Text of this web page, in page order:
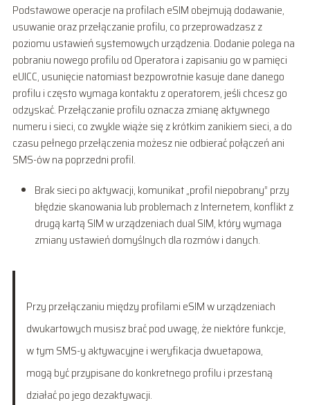
Podstawowe operacje na profilach eSIM obejmują dodawanie,
usuwanie oraz przełączanie profilu, co przeprowadzasz z
poziomu ustawień systemowych urządzenia. Dodanie polega na
pobraniu nowego profilu od Operatora i zapisaniu go w pamięci
eUICC, usunięcie natomiast bezpowrotnie kasuje dane danego
profilu i często wymaga kontaktu z operatorem, jeśli chcesz go
odzyskać. Przełączanie profilu oznacza zmianę aktywnego
numeru i sieci, co zwykle wiąże się z krótkim zanikiem sieci, a do
czasu pełnego przełączenia możesz nie odbierać połączeń ani
SMS-ów na poprzedni profil.
Brak sieci po aktywacji, komunikat „profil niepobrany” przy
błędzie skanowania lub problemach z Internetem, konflikt z
drugą kartą SIM w urządzeniach dual SIM, który wymaga
zmiany ustawień domyślnych dla rozmów i danych.
Przy przełączaniu między profilami eSIM w urządzeniach
dwukartowych musisz brać pod uwagę, że niektóre funkcje,
w tym SMS-y aktywacyjne i weryfikacja dwuetapowa,
mogą być przypisane do konkretnego profilu i przestaną
działać po jego dezaktywacji.